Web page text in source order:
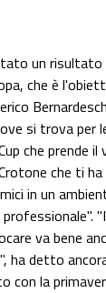
un
che è
si trova per
che prende il
che ti ha
in un
va bene
ha detto
con la